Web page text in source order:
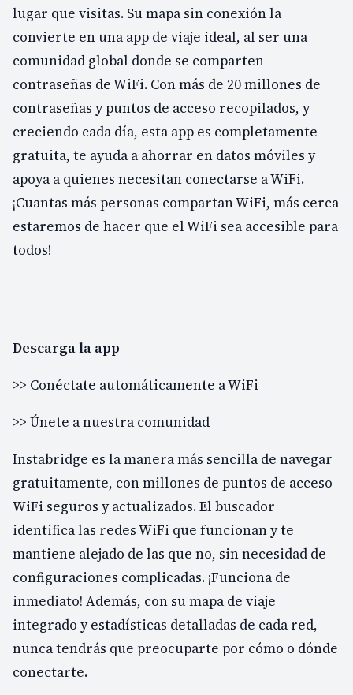
lugar que visitas. Su mapa sin conexión la
convierte en una app de viaje ideal, al ser una
comunidad global donde se comparten
contraseñas de WiFi. Con más de 20 millones de
contraseñas y puntos de acceso recopilados, y
creciendo cada día, esta app es completamente
gratuita, te ayuda a ahorrar en datos móviles y
apoya a quienes necesitan conectarse a WiFi.
¡Cuantas más personas compartan WiFi, más cerca
estaremos de hacer que el WiFi sea accesible para
todos!
Descarga la app
>> Conéctate automáticamente a WiFi
>> Únete a nuestra comunidad
Instabridge es la manera más sencilla de navegar
gratuitamente, con millones de puntos de acceso
WiFi seguros y actualizados. El buscador
identifica las redes WiFi que funcionan y te
mantiene alejado de las que no, sin necesidad de
configuraciones complicadas. ¡Funciona de
inmediato! Además, con su mapa de viaje
integrado y estadísticas detalladas de cada red,
nunca tendrás que preocuparte por cómo o dónde
conectarte.